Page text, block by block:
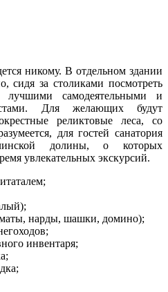
никому. В отдельном здании
сидя за столиками посмотреть
самодеятельными и
Для желающих будут
реликтовые леса, со
для гостей санатория
долины, о которых
ув­лекательных экскурсий.
нарды, шашки, домино);
инвентаря;